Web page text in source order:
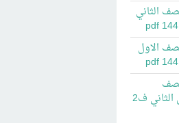
الثاني
الاول
السادس الابتدائي الفصل الثاني ف2